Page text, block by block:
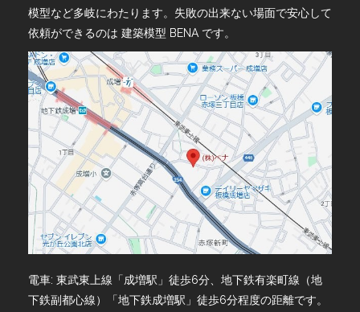
模型など多岐にわたります。失敗の出来ない場面で安心して
依頼ができるのは 建築模型 BENA です。
電車: 東武東上線「成増駅」徒歩6分、地下鉄有楽町線（地
下鉄副都心線）「地下鉄成増駅」徒歩6分程度の距離です。